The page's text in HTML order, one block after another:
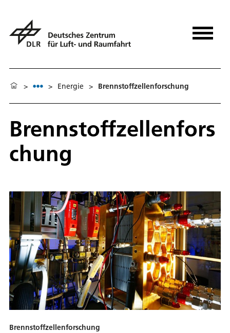
> > Energie > Brennstoffzellenforschung
Brennstoffzellenfors
chung
Brennstoffzellenforschung